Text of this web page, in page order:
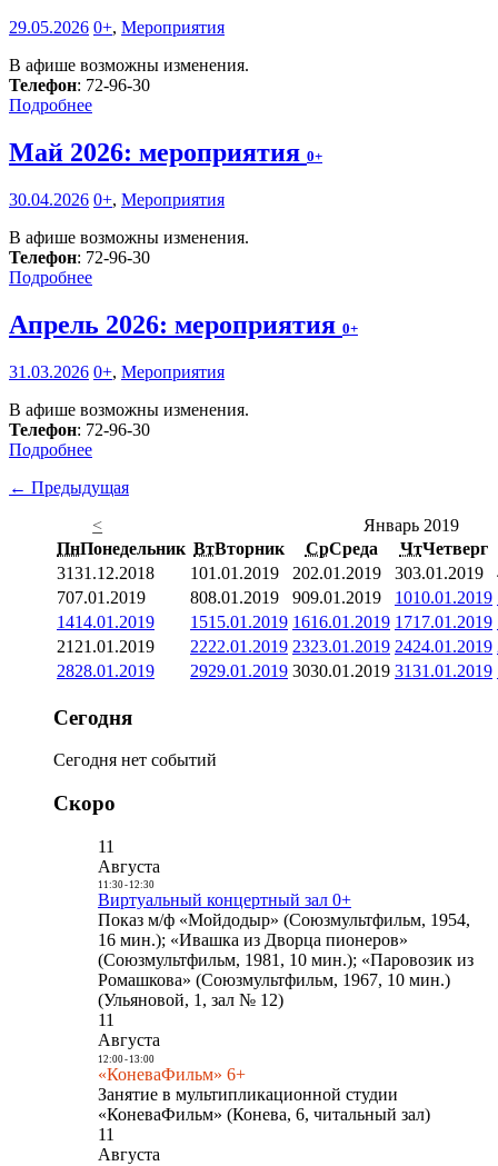
29.05.2026 0+, Мероприятия
В афише возможны изменения.
Телефон: 72-96-30
Подробнее
Май 2026: мероприятия 0+
30.04.2026 0+, Мероприятия
В афише возможны изменения.
Телефон: 72-96-30
Подробнее
Апрель 2026: мероприятия 0+
31.03.2026 0+, Мероприятия
В афише возможны изменения.
Телефон: 72-96-30
Подробнее
← Предыдущая
<
Январь 2019
ПнПонедельник ВтВторник СрСреда ЧтЧетверг
3131.12.2018 101.01.2019 202.01.2019 303.01.2019
707.01.2019 808.01.2019 909.01.2019 1010.01.2019
1414.01.2019 1515.01.2019 1616.01.2019 1717.01.2019
21 21.01.2019 2222.01.2019 2323.01.2019 2424.01.2019
2828.01.2019 2929.01.2019 3030.01.2019 3131.01.2019
Сегодня
Сегодня нет событий
Скоро
11
Августа
11:30- 12:30
Виртуальный концертный зал 0+
Показ м/ф «Мойдодыр» (Союзмультфильм, 1954,
16 мин.); «Ивашка из Дворца пионеров»
(Союзмультфильм, 1981, 10 мин.); «Паровозик из
Ромашкова» (Союзмультфильм, 1967, 10 мин.)
(Ульяновой, 1, зал № 12)
11
Августа
12:00- 13:00
«КоневаФильм» 6+
Занятие в мультипликационной студии
«КоневаФильм» (Конева, 6, читальный зал)
11
Августа